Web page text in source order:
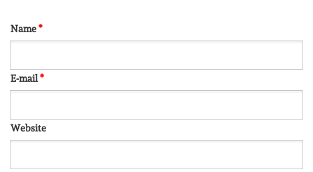
Name*
E-mail*
Website